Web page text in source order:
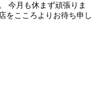
今月も休まず頑張りま
をこころよりお待ち申し